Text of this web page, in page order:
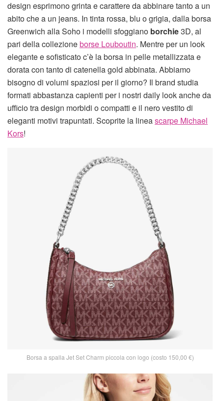
design esprimono grinta e carattere da abbinare tanto a un
abito che a un jeans. In tinta rossa, blu o grigia, dalla borsa
Greenwich alla Soho i modelli sfoggiano borchie3D, al
pari della collezioneborse Louboutin. Mentre per un look
elegante e sofisticato c’è la borsa in pelle metallizzata e
dorata con tanto di catenella gold abbinata. Abbiamo
bisogno di volumi spaziosi per il giorno? Il brand studia
formati abbastanza capienti per i nostri daily look anche da
ufficio tra design morbidi o compatti e il nero vestito di
eleganti motivi trapuntati. Scoprite la lineascarpe Michael
Kors!
Borsa a spalla Jet Set Charm piccola con logo (costo 150,00 €)